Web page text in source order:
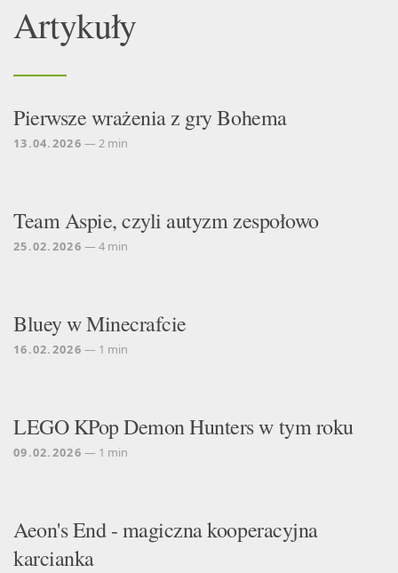
Artykuły
Pierwsze wrażenia z gry Bohema
13.04.2026 — 2 min
Team Aspie, czyli autyzm zespołowo
25.02.2026 — 4 min
Bluey w Minecrafcie
16.02.2026 — 1 min
LEGO KPop Demon Hunters w tym roku
09.02.2026 — 1 min
Aeon's End - magiczna kooperacyjna
karcianka